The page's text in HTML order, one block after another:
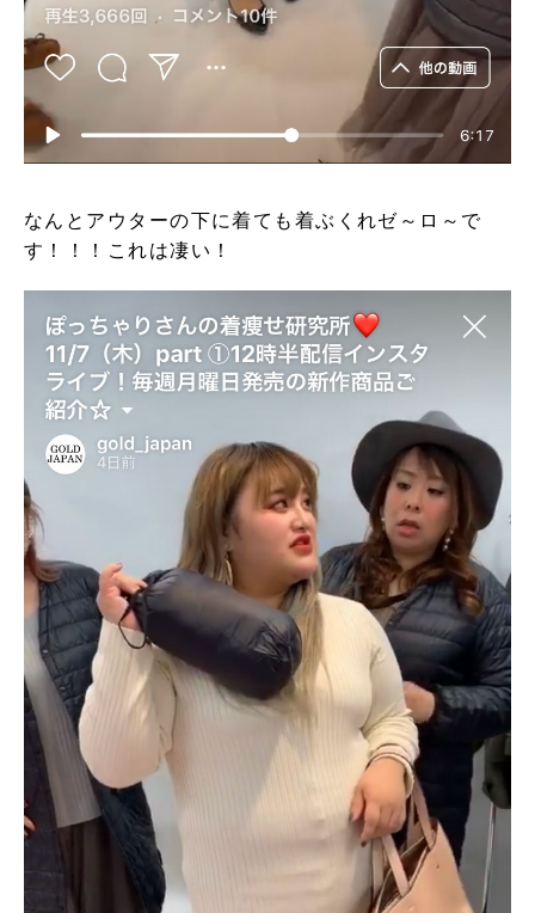
なんとアウターの下に着ても着ぶくれゼ～ロ～で
す！！！これは凄い！